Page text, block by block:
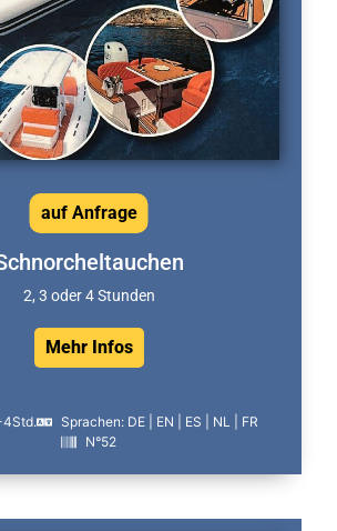
2, 3 oder 4 Stunden
Mehr Infos
auf Anfrage
4Std.
Sprachen: DE | EN | ES | NL | FR
N°52